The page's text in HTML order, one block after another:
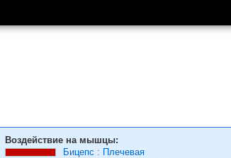
Воздействие на мышцы:
Бицепс : Плечевая